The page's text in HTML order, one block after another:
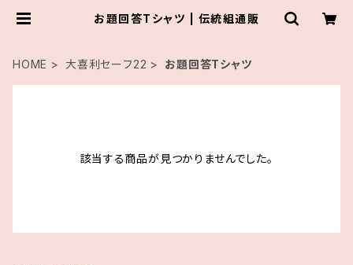
お題回答Tシャツ | 伝統組通販
HOME 大喜利セーフ22 お題回答Tシャツ
該当する商品が見つかりませんでした。